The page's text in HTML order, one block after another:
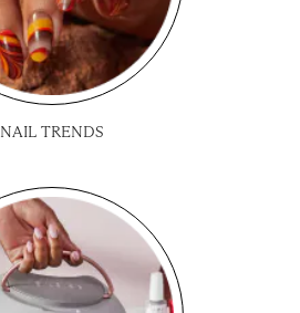
NAIL TRENDS